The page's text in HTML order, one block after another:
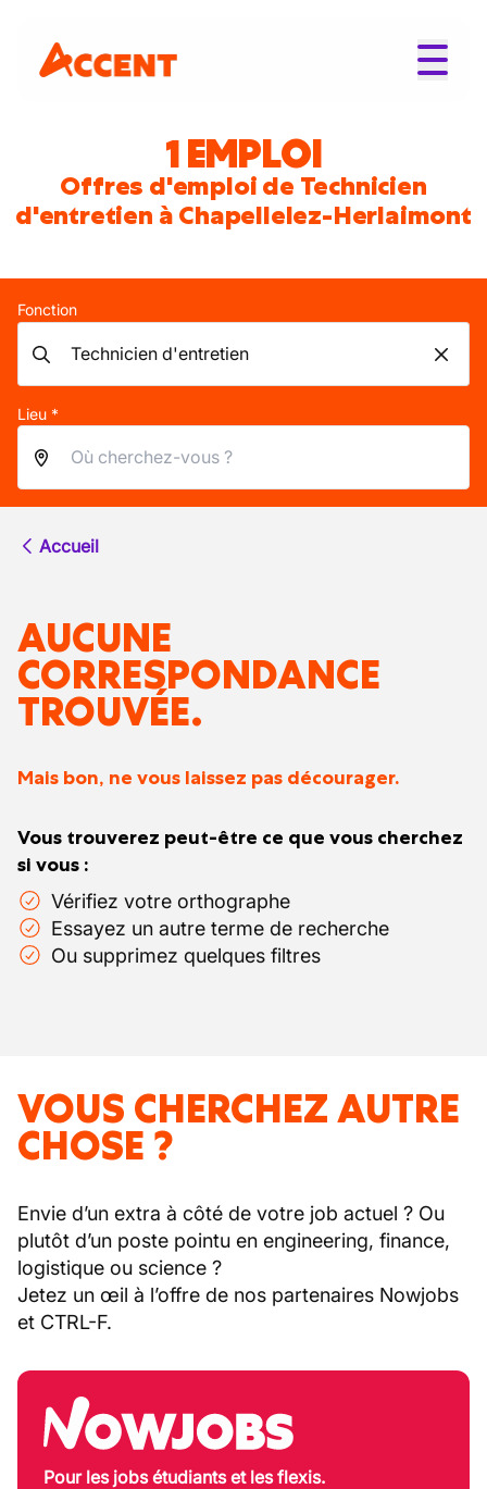
1 EMPLOI
Offres d'emploi de Technicien
d'entretien à Chapellelez-Herlaimont
Fonction
Lieu *
Accueil
AUCUNE
CORRESPONDANCE
TROUVÉE.
Mais bon, ne vous laissez pas décourager.
Vous trouverez peut-être ce que vous cherchez
si vous :
Vérifiez votre orthographe
Essayez un autre terme de recherche
Ou supprimez quelques filtres
VOUS CHERCHEZ AUTRE
CHOSE ?
Envie d’un extra à côté de votre job actuel ? Ou
plutôt d’un poste pointu en engineering, finance,
logistique ou science ?
Jetez un œil à l’offre de nos partenaires Nowjobs
et CTRL-F.
Pour les jobs étudiants et les flexis.